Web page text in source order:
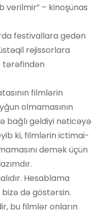
verilmir” – kinoşünas
festivallara gedən
rejissorlara
tərəfindən
filmlərin
olmamasının
bağlı gəldiyi nəticəyə
ki, filmlərin ictimai-
demək üçün
Hesablama
də göstərsin.
bu filmlər onların